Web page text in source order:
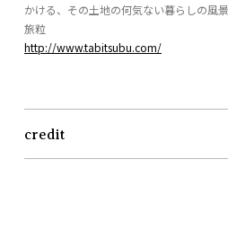
かける、その土地の何気ない暮らしの風景
旅粒
http://www.tabitsubu.com/
credit